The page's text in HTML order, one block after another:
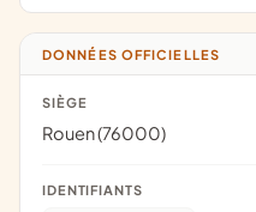
DONNÉES OFFICIELLES
SIÈGE
Rouen (76000)
IDENTIFIANTS